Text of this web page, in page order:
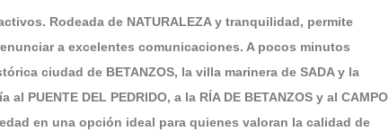
Rodeada de NATURALEZA y tranquilidad, permite
a excelentes comunicaciones. A pocos minutos
ciudad de BETANZOS, la villa marinera de SADA y la
PUENTE DEL PEDRIDO, a la RÍA DE BETANZOS y al CAMPO
en una opción ideal para quienes valoran la calidad de